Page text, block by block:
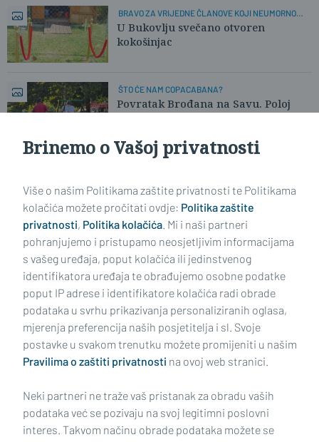
BRAVO ZA VRIJEDNE ČLANOVE KOJI NEUMORNO
RADE!
U Bukovlju svečano otvoren
kokošinjac
ŠTO ĆE NAM COPACABANA?
Povratak Brođana na Savu. Poloj
Impressum Uvjeti korištenja Politika privatnosti
Politika kolačića Kontakt Pritužbe Suradnici
Oglašavanje
RUBRIKE
Brinemo o Vašoj privatnosti
Više o našim Politikama zaštite privatnosti te Politikama
kolačića možete pročitati ovdje: Politika zaštite
privatnosti, Politika kolačića. Mi i naši partneri
pohranjujemo i pristupamo neosjetljivim informacijama
s vašeg uređaja, poput kolačića ili jedinstvenog
identifikatora uređaja te obrađujemo osobne podatke
poput IP adrese i identifikatore kolačića radi obrade
podataka u svrhu prikazivanja personaliziranih oglasa,
mjerenja preferencija naših posjetitelja i sl. Svoje
postavke u svakom trenutku možete promijeniti u našim
Pravilima o zaštiti privatnosti na ovoj web stranici.
Neki partneri ne traže vaš pristanak za obradu vaših
podataka već se pozivaju na svoj legitimni poslovni
interes. Takvom načinu obrade podataka možete se